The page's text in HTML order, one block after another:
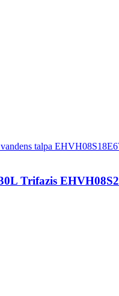
Trifazis